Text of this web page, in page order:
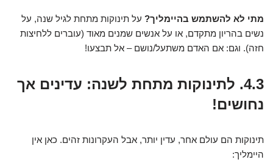
מתי לא להשתמש בהיימליך? על תינוקות מתחת לגיל שנה, על
נשים בהריון מתקדם, או על אנשים שמנים מאוד (עוברים ללחיצות
חזה). וגם: אם האדם משתעל/נושם – אל תבצעו!
4.3. לתינוקות מתחת לשנה: עדינים אך
נחושים!
תינוקות הם עולם אחר, עדין יותר, אבל העקרונות זהים. כאן אין
היימליך: